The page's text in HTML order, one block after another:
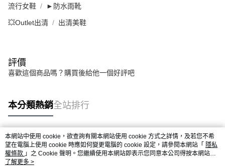
流行女鞋 ►防水雨靴
💥Outlet出清 出清美鞋
評價
喜歡這個商品嗎？購買後給他一個好評吧
本分類熱銷全站排行
熱門標籤
本網站中使用 cookie，欲查詢有關本網站使用 cookie 方式之詳情，及若您不希
望在電腦上使用 cookie 時應如何變更電腦的 cookie 設定，請參閱本網站「 隱私
權條款 」之 Cookie 聲明。您繼續使用本網站即表示您同意本公司得按本網站使
用條款之 Cookie 聲明使用 cookie。
了解更多 >